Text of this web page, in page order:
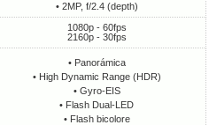
• 2MP, f/2.4 (depth)
1080p - 60fps
2160p - 30fps
• Panorámica
• High Dynamic Range (HDR)
• Gyro-EIS
• Flash Dual-LED
• Flash bicolore